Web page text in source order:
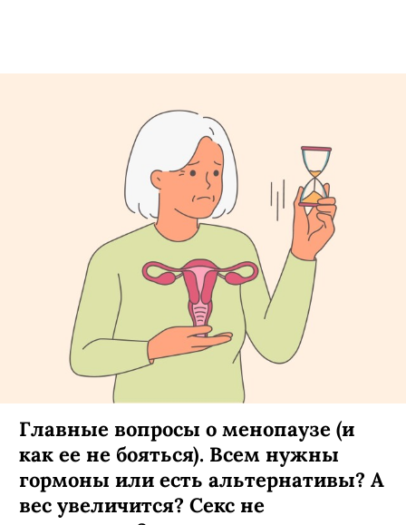
Главные вопросы о менопаузе (и
как ее не бояться). Всем нужны
гормоны или есть альтернативы? А
вес увеличится? Секс не